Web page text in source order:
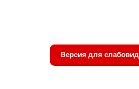
Версия для